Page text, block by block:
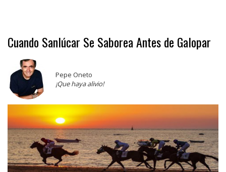
Cuando Sanlúcar Se Saborea Antes de Galopar
Pepe Oneto
¡Que haya alivio!